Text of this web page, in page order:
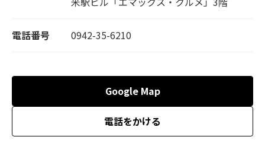
電話番号 0942-35-6210
Google Map
電話をかける